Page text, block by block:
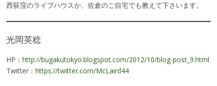
西荻窪のライブハウスか、佐倉のご自宅でも教えて下さいます。
光岡英稔
HP： http://bugakutokyo.blogspot.com/2012/10/blog-post_9.html
Twitter： https://twitter.com/McLaird44